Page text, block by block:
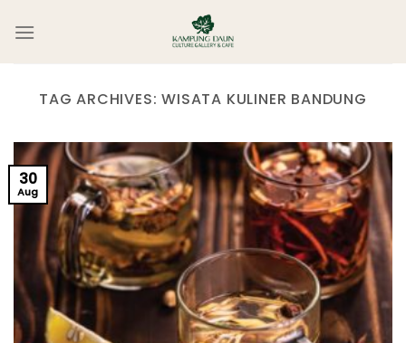
TAG ARCHIVES:WISATA KULINER BANDUNG
30
Aug